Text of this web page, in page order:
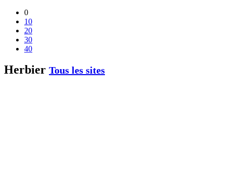
0
10
20
30
40
Herbier Tous les sites